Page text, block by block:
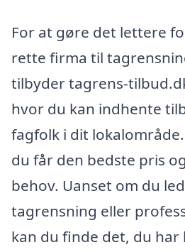
For at gøre det lettere
rette firma til
tilbyder tagrens-
hvor du kan indhente
fagfolk i dit
du får den bedste pris
behov. Uanset om du
tagrensning eller
kan du finde det, du har